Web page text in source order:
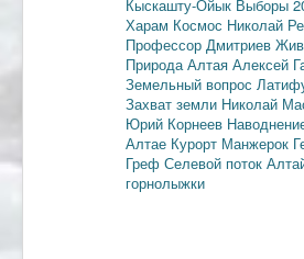
Кыскашту-Ойык Выборы
Харам Космос Николай
Профессор Дмитриев
Природа Алтая Алексей
Земельный вопрос
Захват земли Николай
Юрий Корнеев
Алтае Курорт Манжерок
Греф Селевой поток
горнолыжки